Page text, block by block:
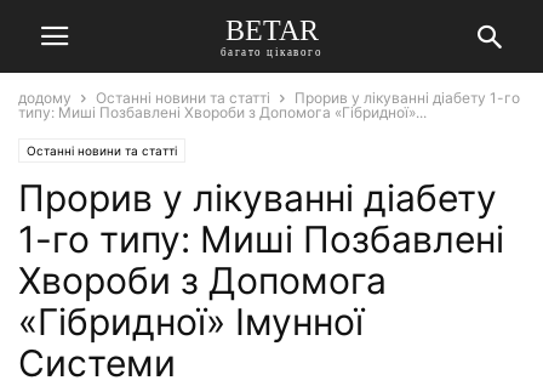
BETAR
багато цікавого
додому Останні новини та статті
Прорив у лікуванні діабету 1-го
типу: Миші Позбавлені Хвороби з Допомога «Гібридної»...
Останні новини та статті
Прорив у лікуванні діабету
1-го типу: Миші Позбавлені
Хвороби з Допомога
«Гібридної» Імунної
Системи